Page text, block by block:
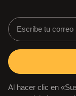
Al hacer clic en